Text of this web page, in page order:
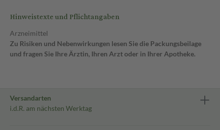
Hinweistexte und Pflichtangaben
Arzneimittel
Zu Risiken und Nebenwirkungen lesen Sie die Packungsbeilage
und fragen Sie Ihre Ärztin, Ihren Arzt oder in Ihrer Apotheke.
Versandarten
i.d.R. am nächsten Werktag